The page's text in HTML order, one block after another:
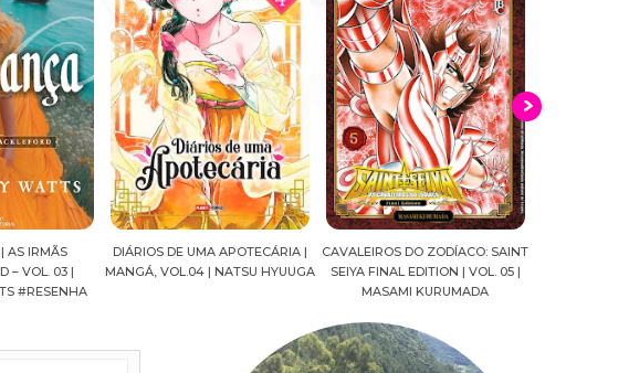
DE UMA APOTECÁRIA |
VOL.04 | NATSU HYUUGA
CAVALEIROS DO ZODÍACO: SAINT
SEIYA FINAL EDITION | VOL. 05 |
CROWN OF WAR AND SHADOW |
J.R.WARD #RESENHA